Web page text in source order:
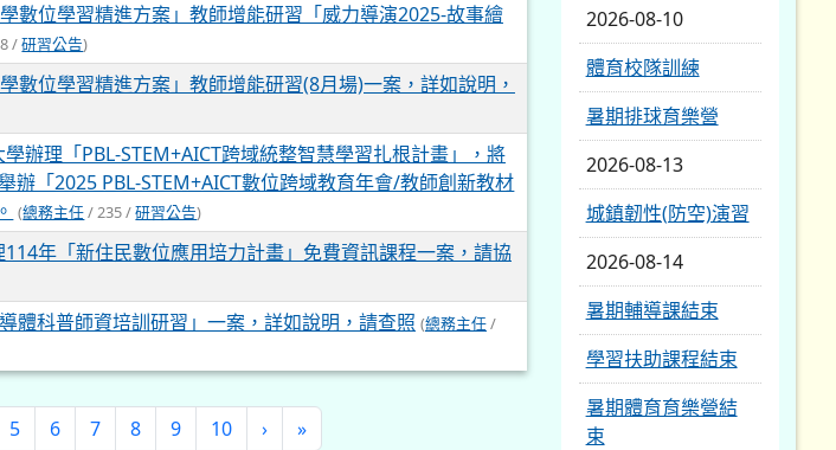
數位學習精進方案」教師增能研習「威力導演2025-故事繪
/研習公告)
數位學習精進方案」教師增能研習(8月場)一案，詳如說明，
辦理「PBL-STEM+AICT跨域統整智慧學習扎根計畫」，將
「2025 PBL-STEM+AICT數位跨域教育年會/教師創新教材
(總務主任/ 235 /研習公告)
年「新住民數位應用培力計畫」免費資訊課程一案，請協
體科普師資培訓研習」一案，詳如說明，請查照 (總務主任/
5 6 7 8 9 10 › »
2026-08-10
體育校隊訓練
暑期排球育樂營
2026-08-13
城鎮韌性(防空)演習
2026-08-14
暑期輔導課結束
學習扶助課程結束
暑期體育育樂營結
束